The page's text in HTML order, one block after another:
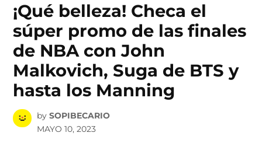
¡Qué belleza! Checa el
súper promo de las finales
de NBA con John
Malkovich, Suga de BTS y
hasta los Manning
by SOPIBECARIO
MAYO 10, 2023